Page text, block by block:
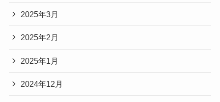
2025年3月
2025年2月
2025年1月
2024年12月